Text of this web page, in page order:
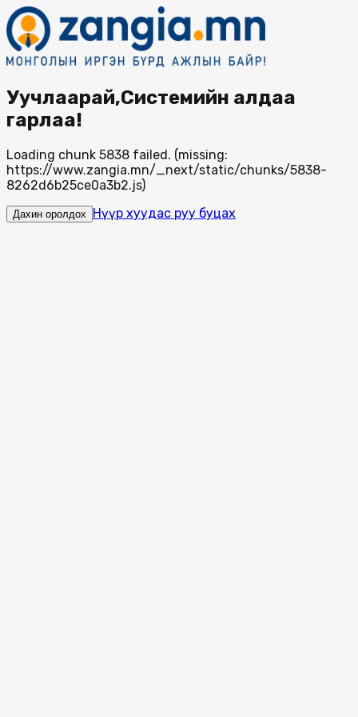
Уучлаарай,Системийн алдаа
гарлаа!
Loading chunk 5838 failed. (missing:
https://www.zangia.mn/_next/static/chunks/5838-
8262d6b25ce0a3b2.js)
Дахин оролдох Нүүр хуудас руу буцах